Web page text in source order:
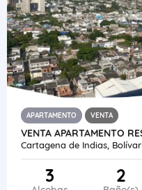
APARTAMENTO VENTA
Cartagena de Indias, Bolívar
3 2